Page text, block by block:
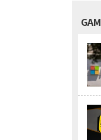
GAM